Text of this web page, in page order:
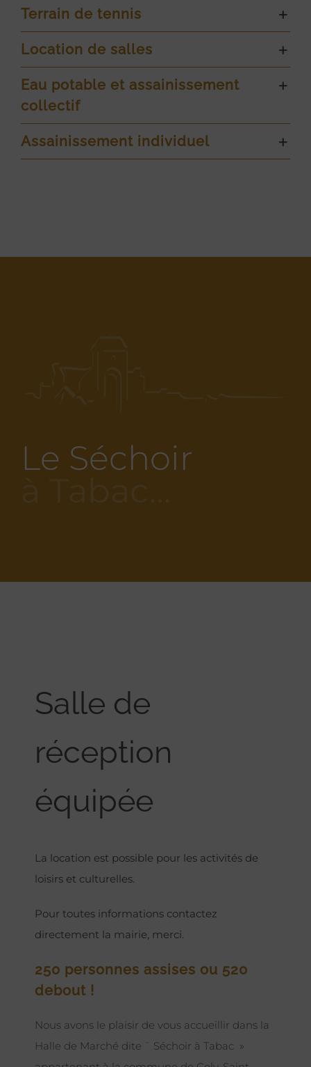
Terrain de tennis
Location de salles
Eau potable et assainissement
collectif
Assainissement individuel
Le Séchoir
Salle de
réception
équipée
La location est possible pour les activités de
loisirs et culturelles.
Pour toutes informations contactez
directement la mairie, merci.
250 personnes assises ou 520
debout !
Nous avons le plaisir de vous accueillir dans la
Halle de Marché dite ¨ Séchoir à Tabac »